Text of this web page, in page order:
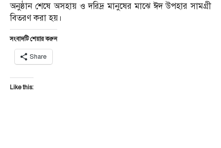
অনুষ্ঠান শেষে অসহায় ও দরিদ্র মানুষের মাঝে ঈদ উপহার সামগ্রী
বিতরণ করা হয়।
সংবাদটি শেয়ার করুন
Share
Like this: